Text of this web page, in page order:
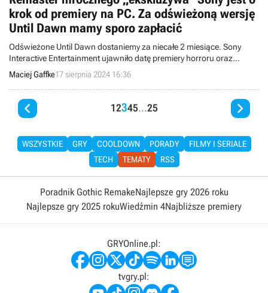
krok od premiery na PC. Za odświeżoną wersję
Until Dawn mamy sporo zapłacić
Odświeżone Until Dawn dostaniemy za niecałe 2 miesiące. Sony
Interactive Entertainment ujawniło datę premiery horroru oraz
zaprezentowało trailer porównujący go z pierwowzorem.
Maciej Gaffke17 sierpnia 2024 16:36
 12345...25 
WSZYSTKIE GRY COOLDOWN PORADY
FILMY I SERIALE
TECH
TEMATY RSS
Poradnik Gothic RemakeNajlepsze gry 2026 roku
Najlepsze gry 2025 rokuWiedźmin 4Najbliższe premiery
GRYOnline.pl:
tvgry.pl: